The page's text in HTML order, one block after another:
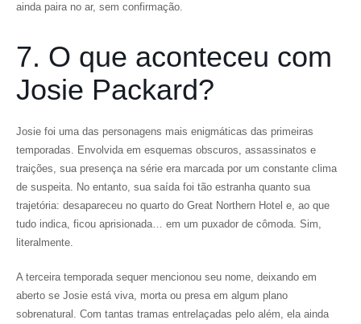
ainda paira no ar, sem confirmação.
7. O que aconteceu com
Josie Packard?
Josie foi uma das personagens mais enigmáticas das primeiras
temporadas. Envolvida em esquemas obscuros, assassinatos e
traições, sua presença na série era marcada por um constante clima
de suspeita. No entanto, sua saída foi tão estranha quanto sua
trajetória: desapareceu no quarto do Great Northern Hotel e, ao que
tudo indica, ficou aprisionada… em um puxador de cômoda. Sim,
literalmente.
A terceira temporada sequer mencionou seu nome, deixando em
aberto se Josie está viva, morta ou presa em algum plano
sobrenatural. Com tantas tramas entrelaçadas pelo além, ela ainda